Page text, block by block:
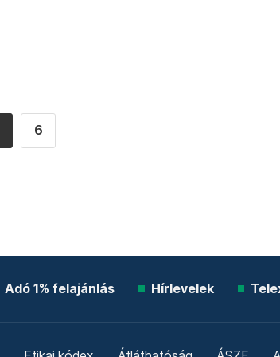
6
Adó 1% felajánlás Hírlevelek